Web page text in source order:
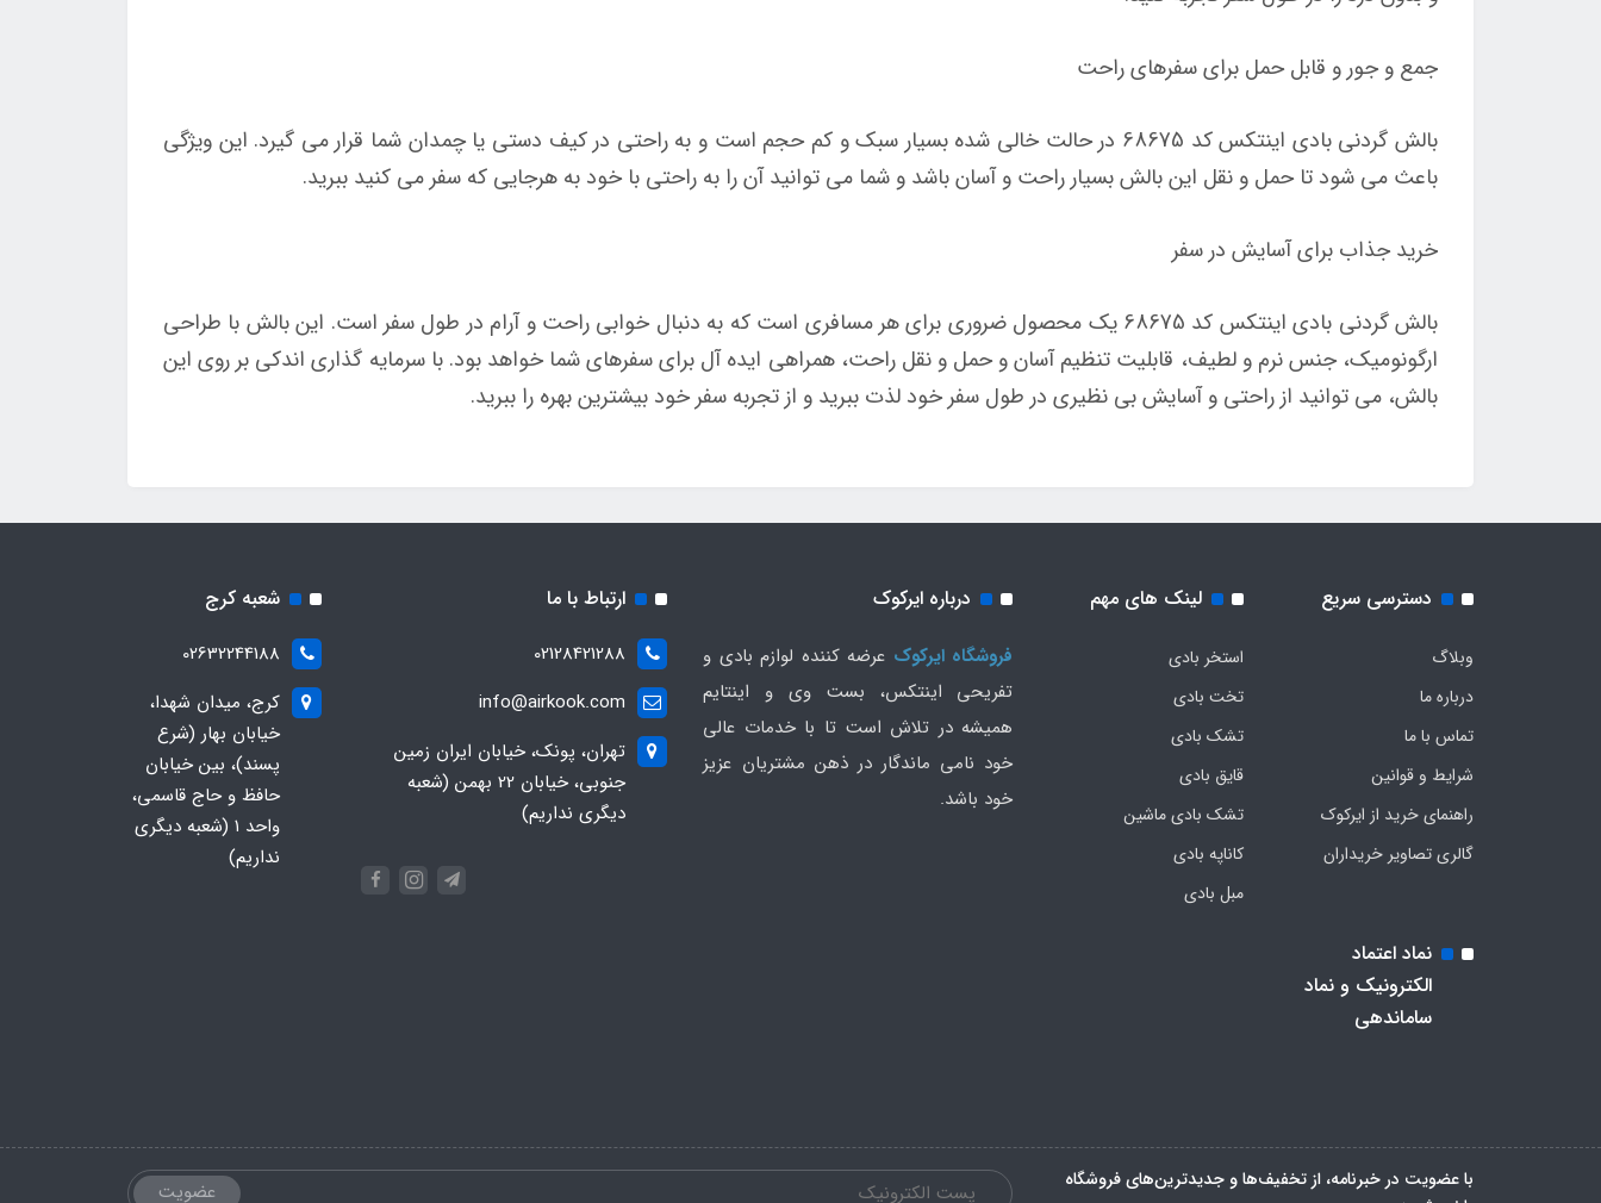
جمع و جور و قابل حمل برای سفرهای راحت
بالش گردنی بادی اینتکس کد 68675 در حالت خالی شده بسیار سبک و کم حجم است و به راحتی در کیف دستی یا چمدان شما قرار می گیرد. این ویژگی
باعث می شود تا حمل و نقل این بالش بسیار راحت و آسان باشد و شما می توانید آن را به راحتی با خود به هرجایی که سفر می کنید ببرید.
خرید جذاب برای آسایش در سفر
بالش گردنی بادی اینتکس کد 68675 یک محصول ضروری برای هر مسافری است که به دنبال خوابی راحت و آرام در طول سفر است. این بالش با طراحی
ارگونومیک، جنس نرم و لطیف، قابلیت تنظیم آسان و حمل و نقل راحت، همراهی ایده آل برای سفرهای شما خواهد بود. با سرمایه گذاری اندکی بر روی این
بالش، می توانید از راحتی و آسایش بی نظیری در طول سفر خود لذت ببرید و از تجربه سفر خود بیشترین بهره را ببرید.
دسترسی سریع
وبلاگ
درباره ما
تماس با ما
شرایط و قوانین
راهنمای خرید از ایرکوک
گالری تصاویر خریداران
لینک های مهم
استخر بادی
تخت بادی
تشک بادی
قایق بادی
تشک بادی ماشین
کاناپه بادی
مبل بادی
درباره ایرکوک
فروشگاه ایرکوک عرضه کننده لوازم بادی و
تفریحی اینتکس، بست وی و اینتایم
همیشه در تلاش است تا با خدمات عالی
خود نامی ماندگار در ذهن مشتریان عزیز
خود باشد.
ارتباط با ما
02128421288
info@airkook.com
تهران، پونک، خیابان ایران زمین
جنوبی، خیابان 22 بهمن (شعبه
دیگری نداریم)
شعبه کرج
02632244188
کرج، میدان شهدا،
خیابان بهار (شرع
پسند)، بین خیابان
حافظ و حاج قاسمی،
واحد ۱ (شعبه دیگری
نداریم)
نماد اعتماد
الکترونیک و نماد
ساماندهی
با عضویت در خبرنامه، از تخفیف‌ها و جدیدترین‌های فروشگاه
عضویت